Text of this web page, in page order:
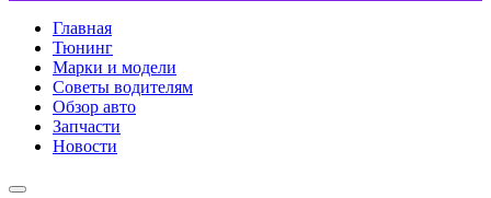
Главная
Тюнинг
Марки и модели
Советы водителям
Обзор авто
Запчасти
Новости